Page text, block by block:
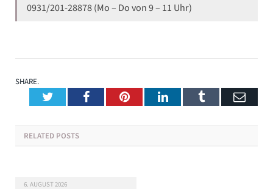
0931/201-28878 (Mo – Do von 9 – 11 Uhr)
SHARE.
TwitterFacebookPinterestLinkedInTumblr
RELATED POSTS
6. AUGUST 2026